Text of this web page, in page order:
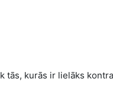
tās, kurās ir lielāks